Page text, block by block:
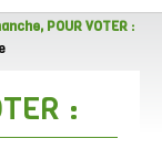
POUR VOTER :
: